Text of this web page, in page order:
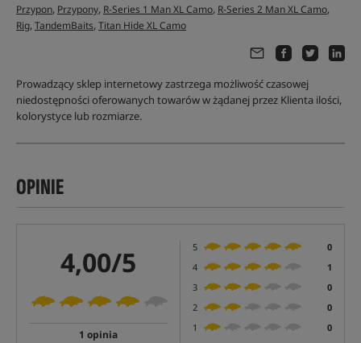
Przypon, Przypony, R-Series 1 Man XL Camo, R-Series 2 Man XL Camo,
Rig,TandemBaits,Titan Hide XL Camo
Prowadzący sklep internetowy zastrzega możliwość czasowej
niedostępności oferowanych towarów w żądanej przez Klienta ilości,
kolorystyce lub rozmiarze.
OPINIE
4,00/5
1 opinia
5
0
4
1
3
0
2
0
1
0